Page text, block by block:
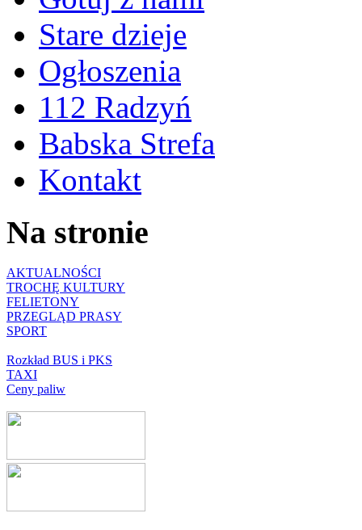
Stare dzieje
Ogłoszenia
112 Radzyń
Babska Strefa
Kontakt
Na stronie
AKTUALNOŚCI
TROCHĘ KULTURY
FELIETONY
PRZEGLĄD PRASY
SPORT
Rozkład BUS i PKS
TAXI
Ceny paliw